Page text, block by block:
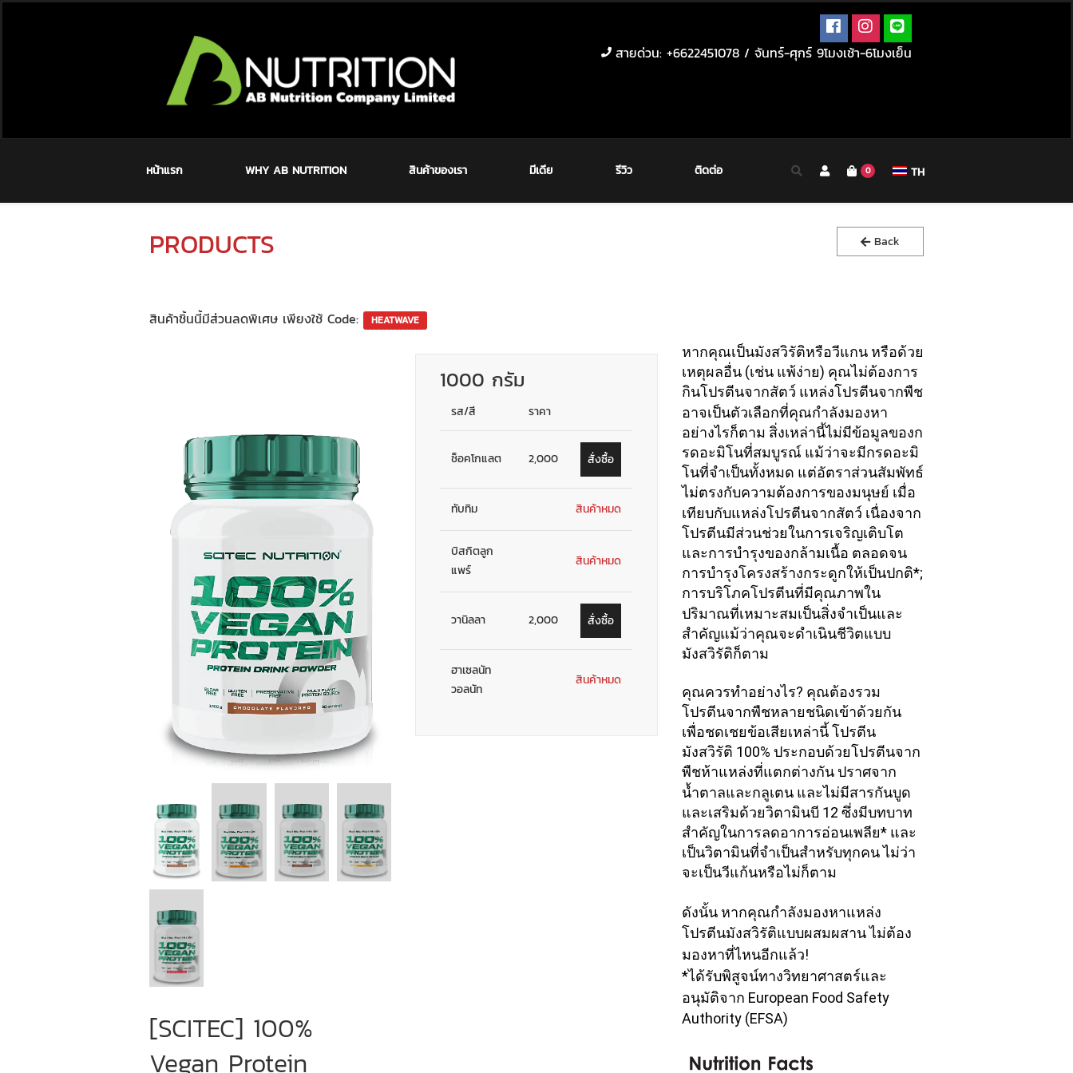
สายด่วน: +6622451078 / จันทร์-ศุกร์ 9โมงเช้า-6โมงเย็น
0 TH
หน้าแรก WHY AB NUTRITION สินค้าของเรา มีเดีย รีวิว ติดต่อ
PRODUCTS Back
สินค้าชิ้นนี้มีส่วนลดพิเศษ เพียงใช้ Code:
[SCITEC] 100%
Vegan Protein
1000 กรัม
รส/สี ราคา
ช็อคโกแลต 2,000 สั่งซื้อ
ทับทิม สินค้าหมด
บิสกิตลูก
แพร์
สินค้าหมด
วานิลลา 2,000 สั่งซื้อ
ฮาเซลนัท
วอลนัท
สินค้าหมด
หากคุณเป็นมังสวิรัติหรือวีแกน หรือด้วย
เหตุผลอื่น (เช่น แพ้ง่าย) คุณไม่ต้องการ
กินโปรตีนจากสัตว์ แหล่งโปรตีนจากพืช
อาจเป็นตัวเลือกที่คุณกำลังมองหา
อย่างไรก็ตาม สิ่งเหล่านี้ไม่มีข้อมูลของก
รดอะมิโนที่สมบูรณ์ แม้ว่าจะมีกรดอะมิ
โนที่จำเป็นทั้งหมด แต่อัตราส่วนสัมพัทธ์
ไม่ตรงกับความต้องการของมนุษย์ เมื่อ
เทียบกับแหล่งโปรตีนจากสัตว์ เนื่องจาก
โปรตีนมีส่วนช่วยในการเจริญเติบโต
และการบำรุงของกล้ามเนื้อ ตลอดจน
การบำรุงโครงสร้างกระดูกให้เป็นปกติ*;
การบริโภคโปรตีนที่มีคุณภาพใน
ปริมาณที่เหมาะสมเป็นสิ่งจำเป็นและ
สำคัญแม้ว่าคุณจะดำเนินชีวิตแบบ
มังสวิรัติก็ตาม
คุณควรทำอย่างไร? คุณต้องรวม
โปรตีนจากพืชหลายชนิดเข้าด้วยกัน
เพื่อชดเชยข้อเสียเหล่านี้ โปรตีน
มังสวิรัติ 100% ประกอบด้วยโปรตีนจาก
พืชห้าแหล่งที่แตกต่างกัน ปราศจาก
น้ำตาลและกลูเตน และไม่มีสารกันบูด
และเสริมด้วยวิตามินบี 12 ซึ่งมีบทบาท
สำคัญในการลดอาการอ่อนเพลีย* และ
เป็นวิตามินที่จำเป็นสำหรับทุกคน ไม่ว่า
จะเป็นวีแก้นหรือไม่ก็ตาม
ดังนั้น หากคุณกำลังมองหาแหล่ง
โปรตีนมังสวิรัติแบบผสมผสาน ไม่ต้อง
มองหาที่ไหนอีกแล้ว!
*ได้รับพิสูจน์ทางวิทยาศาสตร์และ
อนุมัติจาก European Food Safety
Authority (EFSA)